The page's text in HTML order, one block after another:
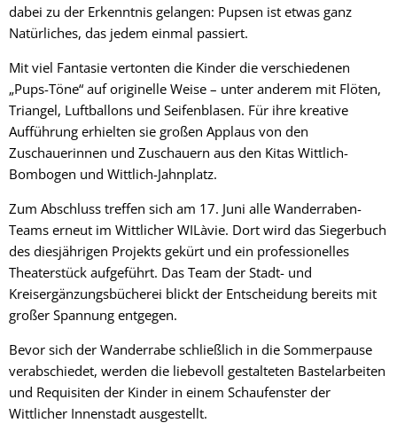
dabei zu der Erkenntnis gelangen: Pupsen ist etwas ganz
Natürliches, das jedem einmal passiert.
Mit viel Fantasie vertonten die Kinder die verschiedenen
„Pups-Töne“ auf originelle Weise – unter anderem mit Flöten,
Triangel, Luftballons und Seifenblasen. Für ihre kreative
Aufführung erhielten sie großen Applaus von den
Zuschauerinnen und Zuschauern aus den Kitas Wittlich-
Bombogen und Wittlich-Jahnplatz.
Zum Abschluss treffen sich am 17. Juni alle Wanderraben-
Teams erneut im Wittlicher WILàvie. Dort wird das Siegerbuch
des diesjährigen Projekts gekürt und ein professionelles
Theaterstück aufgeführt. Das Team der Stadt- und
Kreisergänzungsbücherei blickt der Entscheidung bereits mit
großer Spannung entgegen.
Bevor sich der Wanderrabe schließlich in die Sommerpause
verabschiedet, werden die liebevoll gestalteten Bastelarbeiten
und Requisiten der Kinder in einem Schaufenster der
Wittlicher Innenstadt ausgestellt.